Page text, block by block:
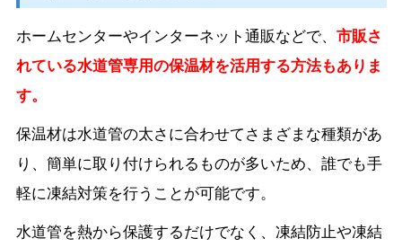
ホームセンターやインターネット通販などで、 市販さ
れている水道管専用の保温材を活用する方法もありま
す。
保温材は水道管の太さに合わせてさまざまな種類があ
り、簡単に取り付けられるものが多いため、誰でも手
軽に凍結対策を行うことが可能です。
水道管を熱から保護するだけでなく、凍結防止や凍結